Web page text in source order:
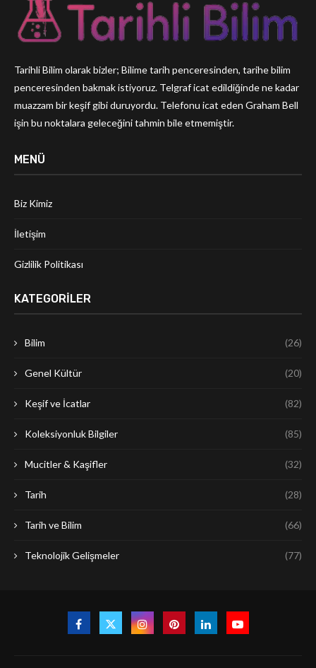
Tarihli Bilim olarak bizler; Bilime tarih penceresinden, tarihe bilim
penceresinden bakmak istiyoruz. Telgraf icat edildiğinde ne kadar
muazzam bir keşif gibi duruyordu. Telefonu icat eden Graham Bell
işin bu noktalara geleceğini tahmin bile etmemiştir.
MENÜ
Biz Kimiz
İletişim
Gizlilik Politikası
KATEGORILER
Bilim (26)
Genel Kültür (20)
Keşif ve İcatlar (82)
Koleksiyonluk Bilgiler (85)
Mucitler & Kaşifler (32)
Tarih (28)
Tarih ve Bilim (66)
Teknolojik Gelişmeler (77)